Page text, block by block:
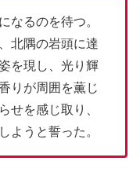
なるのを待つ。
北隅の岩頭に達
を現し、光り輝
りが周囲を薫じ
せを感じ取り、
ようと誓った。